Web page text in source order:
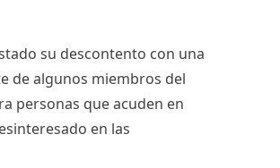
su descontento con una
de algunos miembros del
personas que acuden en
en las